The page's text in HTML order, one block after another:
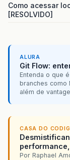
Como acessar
[RESOLVIDO]
ALURA
Git Flow:
Entenda o que
branches como
além de
CASA DO
Por Raphael